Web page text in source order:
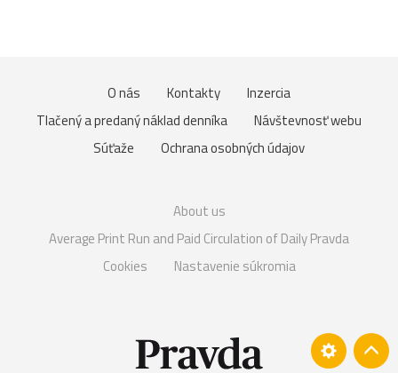
O nás Kontakty
Inzercia
Tlačený a predaný náklad denníka
Návštevnosť webu
Súťaže
Ochrana osobných údajov
About us
Average Print Run and Paid Circulation of Daily Pravda
Cookies
Nastavenie súkromia